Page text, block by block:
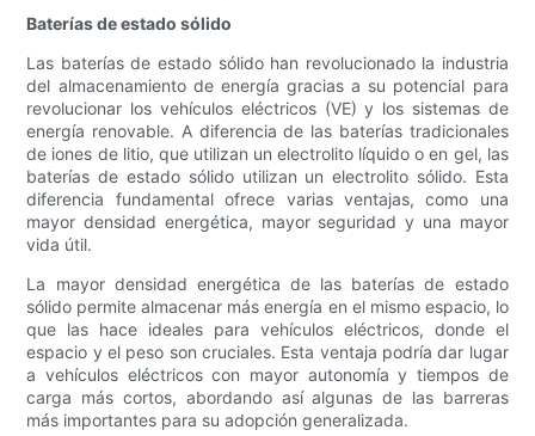
Baterías de estado sólido
Las baterías de estado sólido han revolucionado la industria
del almacenamiento de energía gracias a su potencial para
revolucionar los vehículos eléctricos (VE) y los sistemas de
energía renovable. A diferencia de las baterías tradicionales
de iones de litio, que utilizan un electrolito líquido o en gel, las
baterías de estado sólido utilizan un electrolito sólido. Esta
diferencia fundamental ofrece varias ventajas, como una
mayor densidad energética, mayor seguridad y una mayor
vida útil.
La mayor densidad energética de las baterías de estado
sólido permite almacenar más energía en el mismo espacio, lo
que las hace ideales para vehículos eléctricos, donde el
espacio y el peso son cruciales. Esta ventaja podría dar lugar
a vehículos eléctricos con mayor autonomía y tiempos de
carga más cortos, abordando así algunas de las barreras
más importantes para su adopción generalizada.